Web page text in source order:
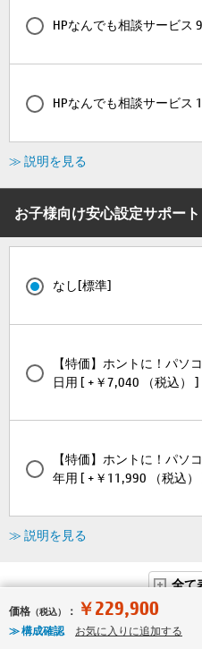
HPなんでも相談サービス
HPなんでも相談サービス
≫ 説明を見る
お子様向け安心設定サポート
なし[標準]
【特価】ホントに！パソ
日用 [ +￥7,040 （税込） ]
【特価】ホントに！パソ
年用 [ +￥11,990 （税込）
≫ 説明を見る
全て
価格 （税込） ： ￥229,900
≫ 構成確認 お気に入りに追加する
※ Windowsのすべてのエディションまた